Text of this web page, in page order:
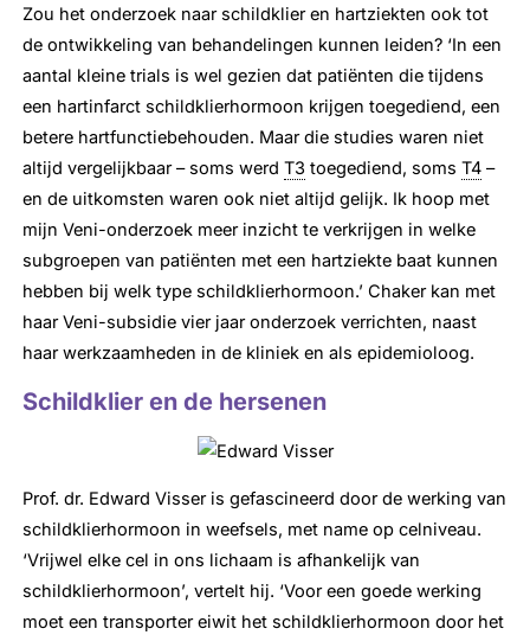
Zou het onderzoek naar schildklier en hartziekten ook tot
de ontwikkeling van behandelingen kunnen leiden? ‘In een
aantal kleine trials is wel gezien dat patiënten die tijdens
een hartinfarct schildklierhormoon krijgen toegediend, een
betere hartfunctiebehouden. Maar die studies waren niet
altijd vergelijkbaar – soms werdT3 toegediend, somsT4 –
en de uitkomsten waren ook niet altijd gelijk. Ik hoop met
mijn Veni-onderzoek meer inzicht te verkrijgen in welke
subgroepen van patiënten met een hartziekte baat kunnen
hebben bij welk type schildklierhormoon.’ Chaker kan met
haar Veni-subsidie vier jaar onderzoek verrichten, naast
haar werkzaamheden in de kliniek en als epidemioloog.
Schildklier en de hersenen
Prof. dr. Edward Visser is gefascineerd door de werking van
schildklierhormoon in weefsels, met name op celniveau.
‘Vrijwel elke cel in ons lichaam is afhankelijk van
schildklierhormoon’, vertelt hij. ‘Voor een goede werking
moet een transporter eiwit het schildklierhormoon door het